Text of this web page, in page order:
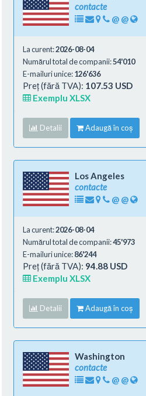
contacte
@ @
La curent:2026-08-04
Numărul total de companii:54'010
E-mailuri unice:126'636
Preț (fără TVA): 107.53 USD
Exemplu XLSX
Detalii Adaugă în coș
Los Angeles
contacte
@ @
La curent:2026-08-04
Numărul total de companii:45'973
E-mailuri unice:86'244
Preț (fără TVA): 94.88 USD
Exemplu XLSX
Detalii Adaugă în coș
Washington
contacte
@ @